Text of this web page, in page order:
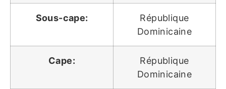
Sous-cape:
République
Dominicaine
Cape:
République
Dominicaine